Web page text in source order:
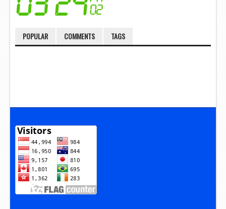
POPULAR COMMENTS TAGS